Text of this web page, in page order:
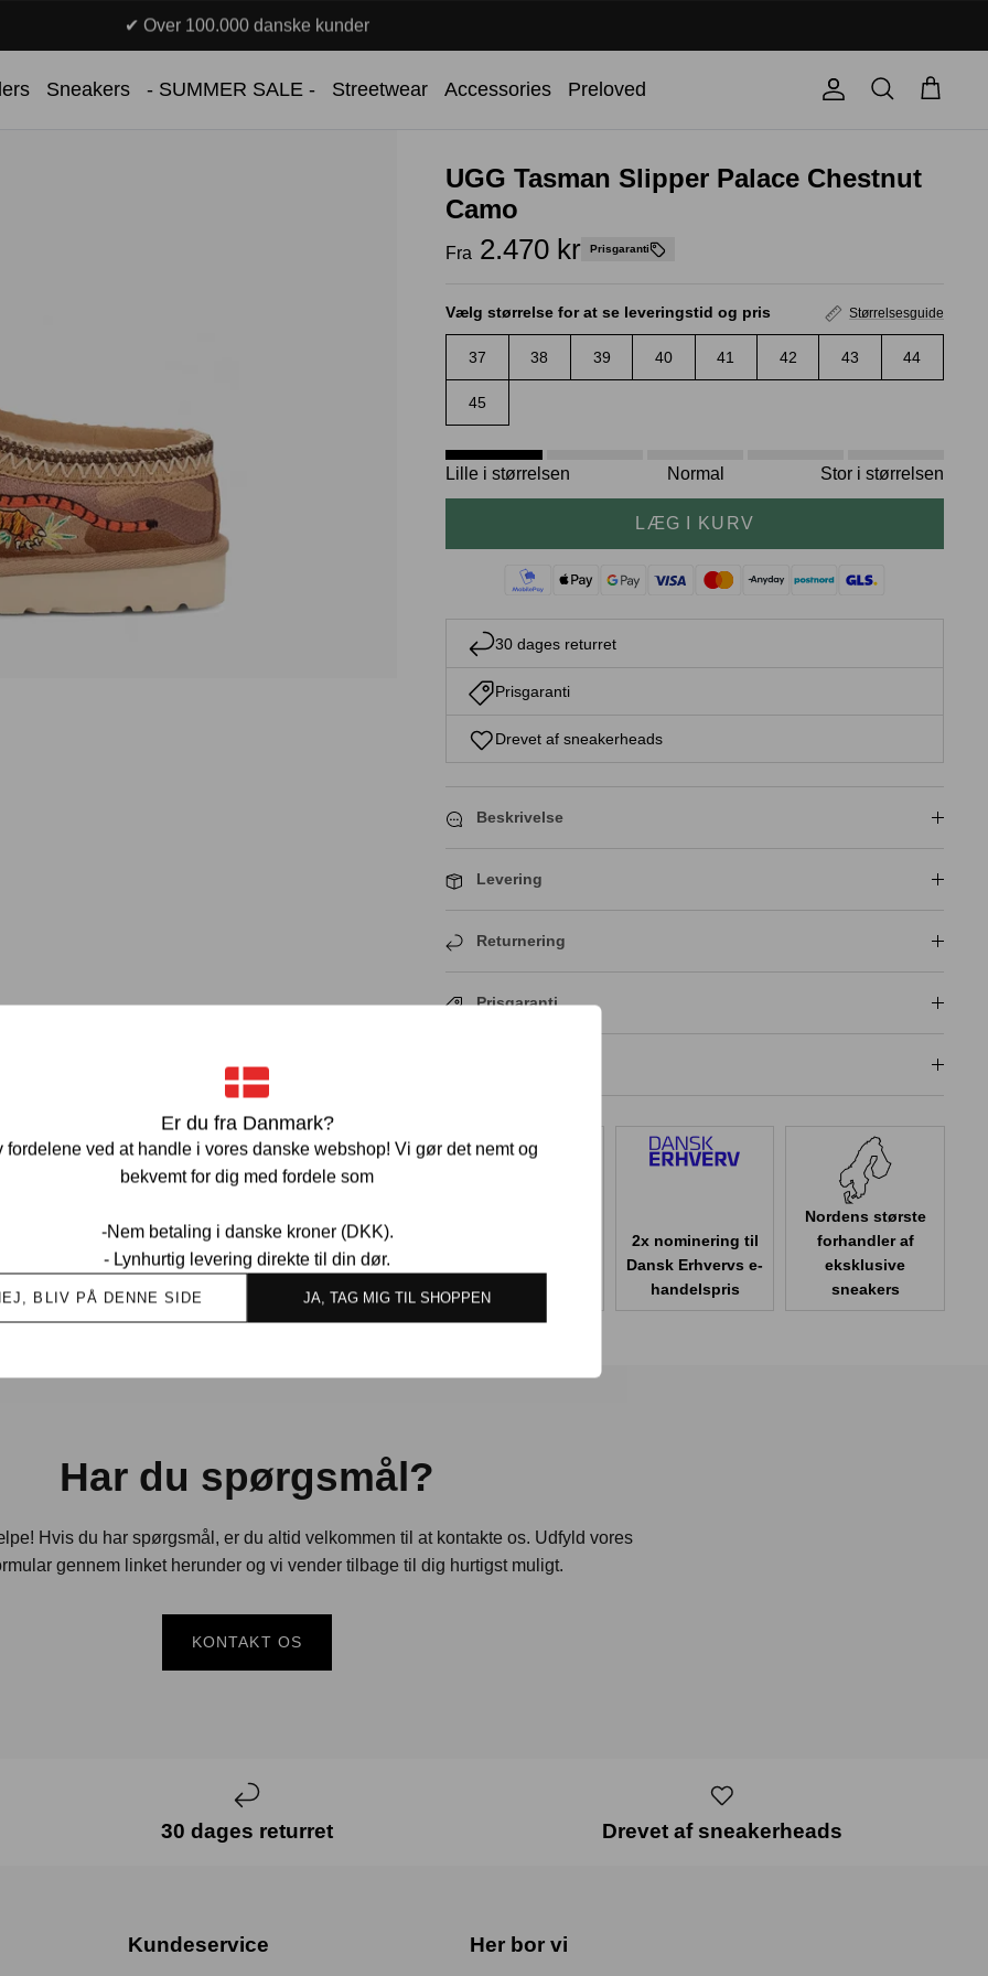
✔ Over 100.000 danske kunder
Sneakers - SUMMER SALE - Streetwear Accessories Preloved Konto
Søg
Kurv
Er du fra Danmark?
fordelene ved at handle i vores danske webshop! Vi gør det nemt og
bekvemt for dig med fordele som
-Nem betaling i danske kroner (DKK).
- Lynhurtig levering direkte til din dør.
BLIV PÅ DENNE SIDE JA, TAG MIG TIL SHOPPEN
UGG Tasman Slipper Palace Chestnut
Camo
Fra 2.470 kr Prisgaranti
Vælg størrelse for at se leveringstid og pris Størrelsesguide
37 38 39 40 41 42 43 44
45
Lille i størrelsen Normal Stor i størrelsen
LÆG I KURV
30 dages returret
Prisgaranti
Drevet af sneakerheads
Beskrivelse
Levering
Returnering
Prisgaranti
kunder i Danmark
2x nominering til
Dansk Erhvervs e-
handelspris
Nordens største
forhandler af
eksklusive
sneakers
Har du spørgsmål?
Hvis du har spørgsmål, er du altid velkommen til at kontakte os. Udfyld vores
gennem linket herunder og vi vender tilbage til dig hurtigst muligt.
KONTAKT OS
30 dages returret Drevet af sneakerheads
Kundeservice Her bor vi